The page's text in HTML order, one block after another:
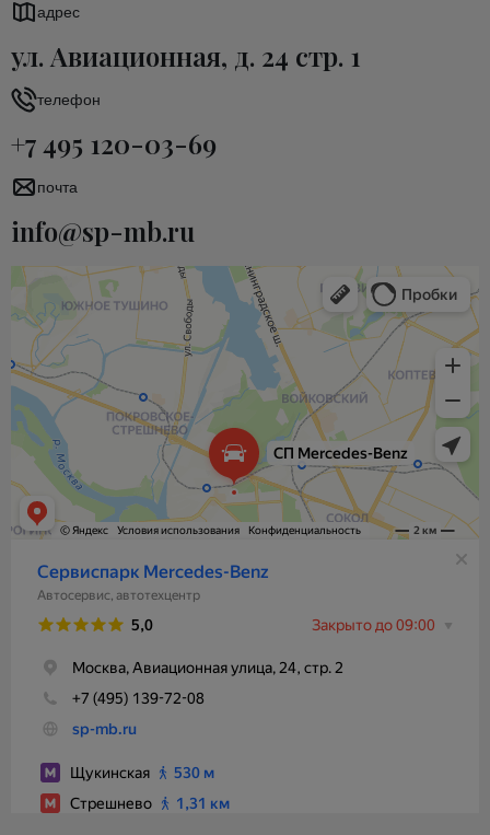
адрес
ул. Авиационная, д. 24 стр. 1
телефон
+7 495 120-03-69
почта
info@sp-mb.ru